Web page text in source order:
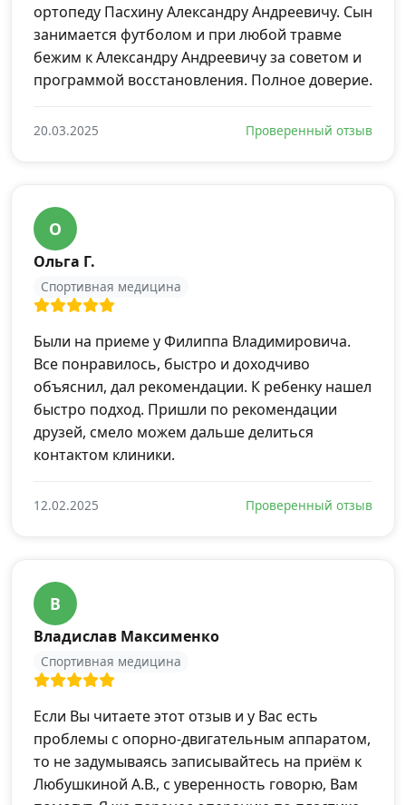
ортопеду Пасхину Александру Андреевичу. Сын
занимается футболом и при любой травме
бежим к Александру Андреевичу за советом и
программой восстановления. Полное доверие.
20.03.2025 Проверенный отзыв
О
Ольга Г.
Спортивная медицина
Были на приеме у Филиппа Владимировича.
Все понравилось, быстро и доходчиво
объяснил, дал рекомендации. К ребенку нашел
быстро подход. Пришли по рекомендации
друзей, смело можем дальше делиться
контактом клиники.
12.02.2025 Проверенный отзыв
В
Владислав Максименко
Спортивная медицина
Если Вы читаете этот отзыв и у Вас есть
проблемы с опорно-двигательным аппаратом,
то не задумываясь записывайтесь на приём к
Любушкиной А.В., с уверенность говорю, Вам